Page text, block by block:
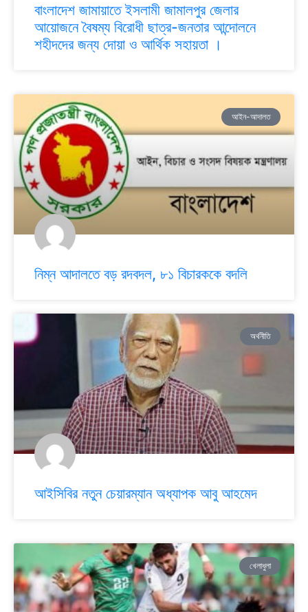
বাংলাদেশ জামায়াতে ইসলামী জামালপুর জেলার
আয়োজনে বৈষম্য বিরোধী ছাত্র-জনতার আন্দোলনে
শহীদদের জন্য দোয়া ও আর্থিক সহায়তা ।
আইন-আদালত
নিম্ন আদালতে বড় রদবদল, ৮১ বিচারককে বদলি
অর্থনীতি
আইসিবির নতুন চেয়ারম্যান অধ্যাপক আবু আহমেদ
খেলাধুলা